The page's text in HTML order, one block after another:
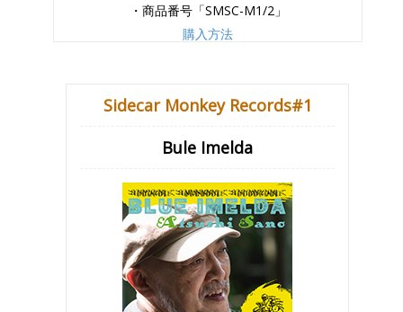
・商品番号「SMSC-M1/2」
購入方法
Sidecar Monkey Records#1
Bule Imelda